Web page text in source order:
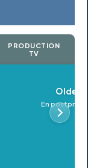
PRODUCTION
TV